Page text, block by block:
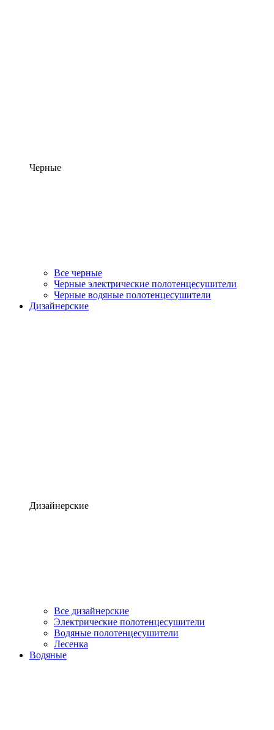
Черные
Все черные
Черные электрические полотенцесушители
Черные водяные полотенцесушители
Дизайнерские
Дизайнерские
Все дизайнерские
Электрические полотенцесушители
Водяные полотенцесушители
Лесенка
Водяные